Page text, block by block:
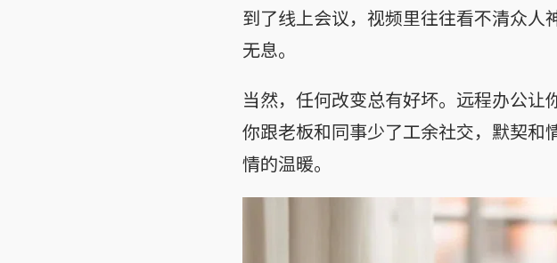
到了线上会议，视频里往往看不清众
无息。
当然，任何改变总有好坏。远程办公让
你跟老板和同事少了工余社交，默契和
情的温暖。